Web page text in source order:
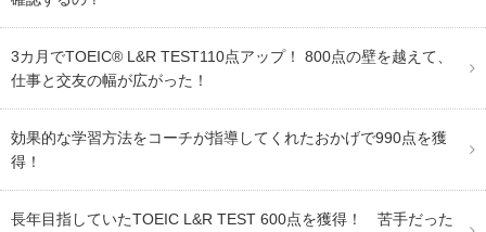
3カ月でTOEIC® L&R TEST110点アップ！ 800点の壁を越えて、
仕事と交友の幅が広がった！
効果的な学習方法をコーチが指導してくれたおかげで990点を獲
得！
長年目指していたTOEIC L&R TEST 600点を獲得！ 苦手だった